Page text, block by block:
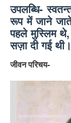
उपलब्धि-
रूप में जाने
पहले मुस्लिम
सज़ा दी गई थी।
जीवन परिचय-